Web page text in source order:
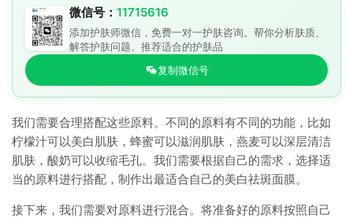
微信号： 11715616
添加护肤师微信，免费一对一护肤咨询。帮你分析肤质、
解答护肤问题、推荐适合的护肤品
复制微信号
我们需要合理搭配这些原料。不同的原料有不同的功能，比如
柠檬汁可以美白肌肤，蜂蜜可以滋润肌肤，燕麦可以深层清洁
肌肤，酸奶可以收缩毛孔。我们需要根据自己的需求，选择适
当的原料进行搭配，制作出最适合自己的美白祛斑面膜。
接下来，我们需要对原料进行混合。将准备好的原料按照自己